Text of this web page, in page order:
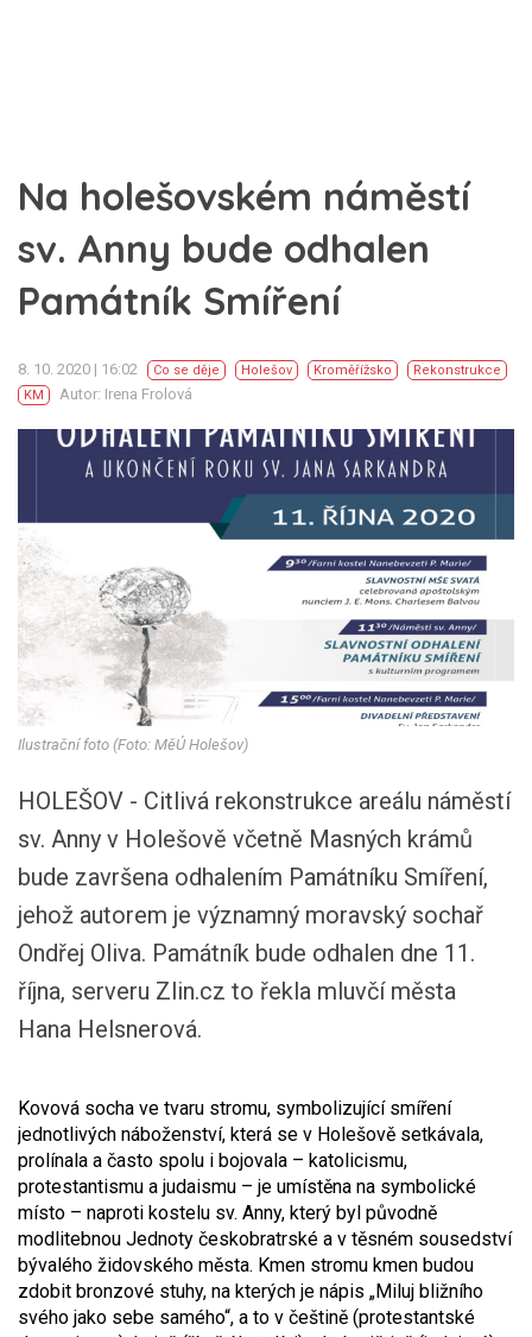
Na holešovském náměstí
sv. Anny bude odhalen
Památník Smíření
8. 10. 2020 | 16:02 Co se děje Holešov Kroměřížsko
Rekonstrukce
KM
Autor: Irena Frolová
Ilustrační foto (Foto: MěÚ Holešov)
HOLEŠOV - Citlivá rekonstrukce areálu náměstí
sv. Anny v Holešově včetně Masných krámů
bude završena odhalením Památníku Smíření,
jehož autorem je významný moravský sochař
Ondřej Oliva. Památník bude odhalen dne 11.
října, serveru Zlin.cz to řekla mluvčí města
Hana Helsnerová.
Kovová socha ve tvaru stromu, symbolizující smíření
jednotlivých náboženství, která se v Holešově setkávala,
prolínala a často spolu i bojovala – katolicismu,
protestantismu a judaismu – je umístěna na symbolické
místo – naproti kostelu sv. Anny, který byl původně
modlitebnou Jednoty českobratrské a v těsném sousedství
bývalého židovského města. Kmen stromu kmen budou
zdobit bronzové stuhy, na kterých je nápis „Miluj bližního
svého jako sebe samého“, a to v češtině (protestantské